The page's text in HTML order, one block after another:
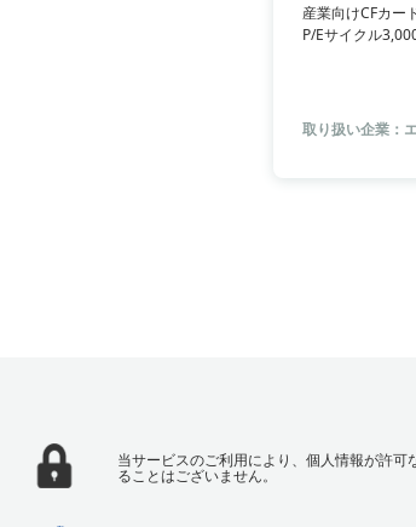
産業向けCFカー
P/Eサイクル
ー訂正コード
取り扱い企業：
当サービスのご利用により、個人情報が許可
ることはございません。